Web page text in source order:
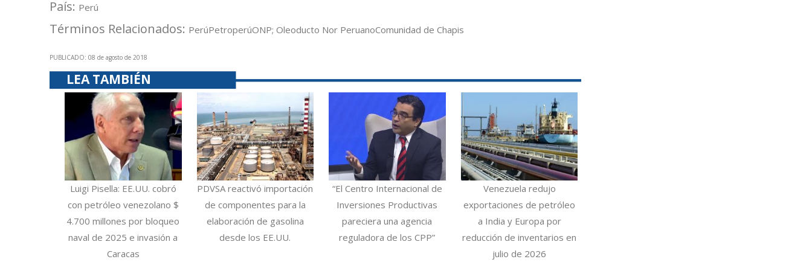
País: Perú
Términos Relacionados: PerúPetroperúONP; Oleoducto Nor PeruanoComunidad de Chapis
PUBLICADO: 08 de agosto de 2018
LEA TAMBIÉN
Luigi Pisella: EE.UU. cobró
con petróleo venezolano $
4.700 millones por bloqueo
naval de 2025 e invasión a
Caracas
PDVSA reactivó importación
de componentes para la
elaboración de gasolina
desde los EE.UU.
“El Centro Internacional de
Inversiones Productivas
pareciera una agencia
reguladora de los CPP”
Venezuela redujo
exportaciones de petróleo
a India y Europa por
reducción de inventarios en
julio de 2026